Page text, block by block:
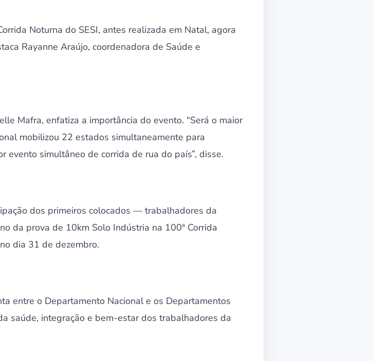
Noturna do SESI, antes realizada em Natal, agora
Rayanne Araújo, coordenadora de Saúde e
Mafra, enfatiza a importância do evento. “Será o maior
mobilizou 22 estados simultaneamente para
evento simultâneo de corrida de rua do país”, disse.
dos primeiros colocados — trabalhadores da
da prova de 10km Solo Indústria na 100ª Corrida
dia 31 de dezembro.
entre o Departamento Nacional e os Departamentos
saúde, integração e bem-estar dos trabalhadores da